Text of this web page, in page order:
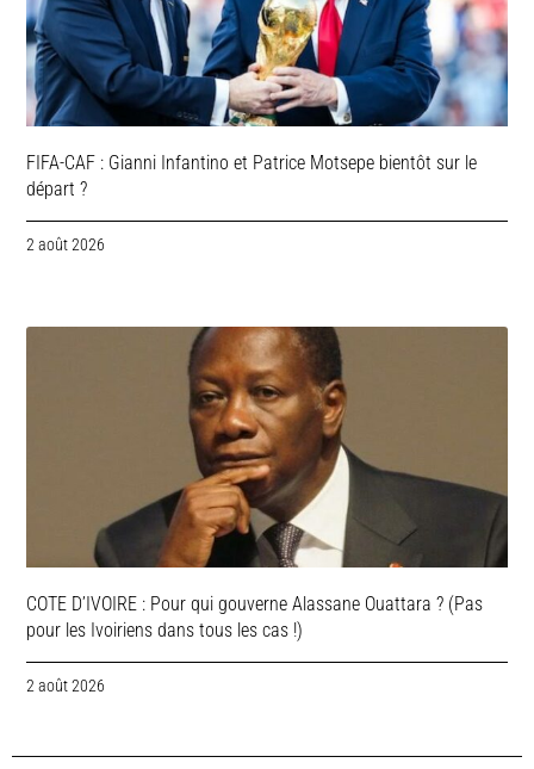
FIFA-CAF : Gianni Infantino et Patrice Motsepe bientôt sur le
départ ?
2 août 2026
COTE D’IVOIRE : Pour qui gouverne Alassane Ouattara ? (Pas
pour les Ivoiriens dans tous les cas !)
2 août 2026